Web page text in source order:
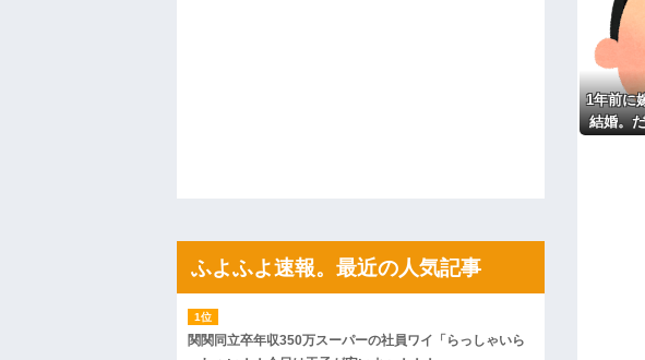
【衝撃】若い女の子からする「甘い匂い」の正体、まさか分から
母「おばあちゃんが従兄弟と結婚させようとしてる」私「ちょう
ハードオフに売っていた4万4000円のフィギュアがヤバすぎる
後続車にクラクションを鳴らされ彼氏が逆切れ。「何クラクショ
んだ！降りてこいよ！」と怒鳴りだし...
【衝撃】報酬100万円超の治験募集がこちらｗｗｗｗｗ(※画像あ
ｗｗｗｗｗｗｗｗｗｗ
【愕然】白のクラウン俺氏、高速道路左車線を制限速度で走った
1年前に
結婚。
ふよふよ速報。最近の人気記事
関関同立卒年収350万スーパーの社員ワイ「らっしゃいら